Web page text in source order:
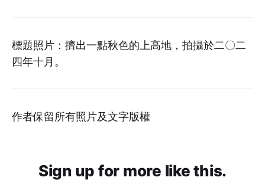
標題照片：擠出一點秋色的上高地，拍攝於二〇二
四年十月。
作者保留所有照片及文字版權
Sign up for more like this.